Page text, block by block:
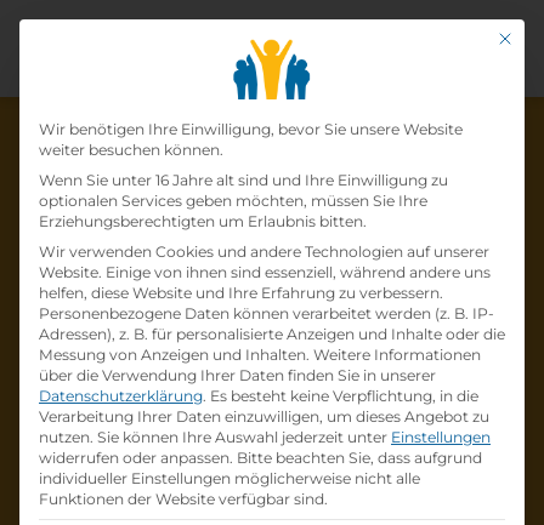
Die Lehrstelle wurde schon
besetzt!
Die LehrstelleLehre zum:zur
Einzelhandelskaufmann:Einzelhandelskauffr
au Schwerpunkt LebensmittelbeiBILLA AG
ist schonbesetzt.
Firmenprofil besuchen
Mit
Datenschutz-
Wir benötigen Ihre Einwilligung, bevor Sie unsere Website
weiter besuchen können.
Wenn Sie unter 16 Jahre alt sind und Ihre Einwilligung zu
optionalen Services geben möchten, müssen Sie Ihre
Erziehungsberechtigten um Erlaubnis bitten.
Wir verwenden Cookies und andere Technologien auf unserer
Website. Einige von ihnen sind essenziell, während andere uns
helfen, diese Website und Ihre Erfahrung zu verbessern.
Personenbezogene Daten können verarbeitet werden (z. B. IP-
Adressen), z. B. für personalisierte Anzeigen und Inhalte oder die
Messung von Anzeigen und Inhalten. Weitere Informationen
über die Verwendung Ihrer Daten finden Sie in unserer
Datenschutzerklärung. Es besteht keine Verpflichtung, in die
Verarbeitung Ihrer Daten einzuwilligen, um dieses Angebot zu
nutzen. Sie können Ihre Auswahl jederzeit unter Einstellungen
widerrufen oder anpassen. Bitte beachten Sie, dass aufgrund
individueller Einstellungen möglicherweise nicht alle
Funktionen der Website verfügbar sind.